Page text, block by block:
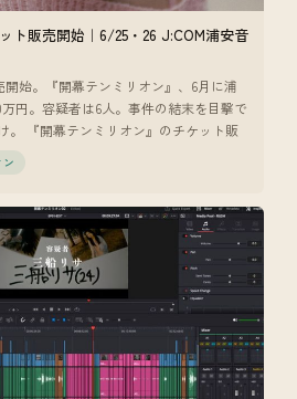
ト販売開始｜6/25・26 J:COM浦安音
開始。『開幕テンミリオン』、6月に浦
円。容疑者は6人。事件の結末を目撃で
。 『開幕テンミリオン』のチケット販